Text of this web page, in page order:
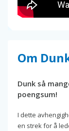
Om
Dunk så
poengsum!
I dette
en strek for å